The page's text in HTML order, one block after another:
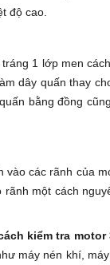
độ cao.
1 lớp men
dây quấn thay
bằng đồng
các rãnh của
một cách
kiểm tra
máy nén khí,